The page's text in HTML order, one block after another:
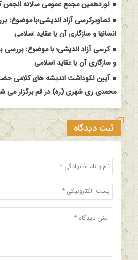
نوزدهمین مجمع عمومی سالانه انجمن
تصاویرکرسی آزاد اندیشی؛با موضوع:
انسانها و سازگاری آن با عقاید اسلامی
کرسی آزاد اندیشی؛ با موضوع: بررسی
و سازگاری آن با عقاید اسلامی
آیین نکوداشت اندیشه های کلامی
محمدی ری شهری (ره) در قم برگزار می
ثبت دیدگاه